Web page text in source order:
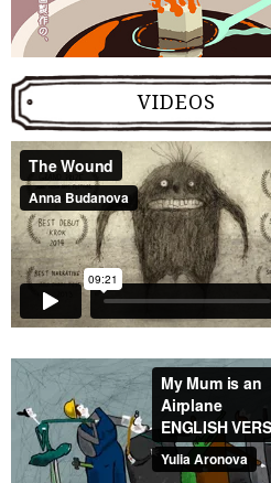
VIDEOS